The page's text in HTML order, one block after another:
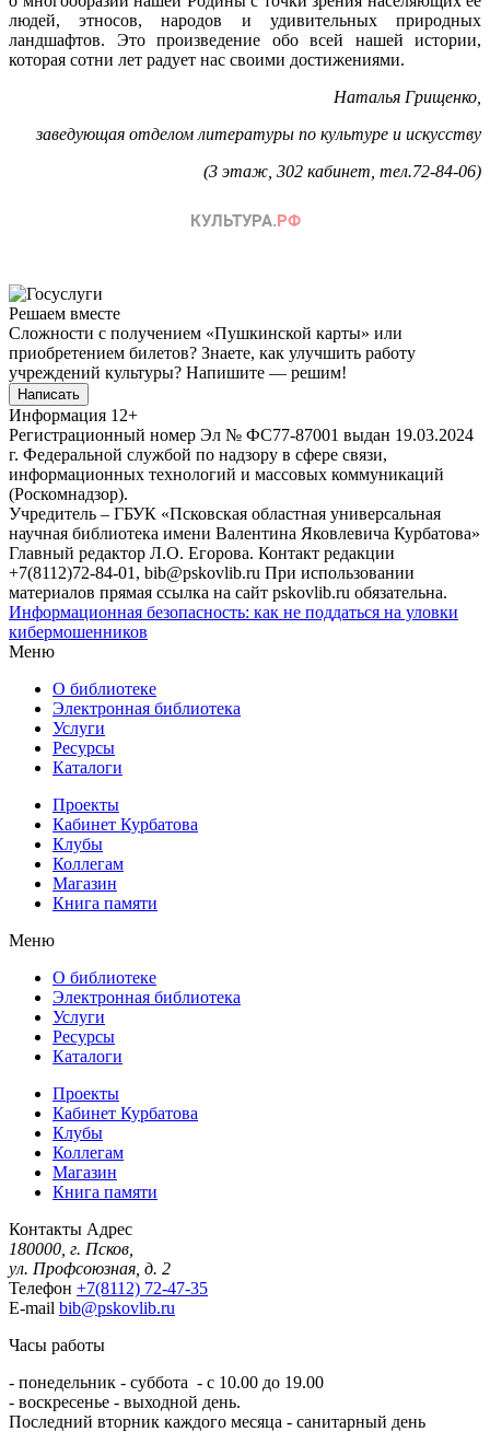
людей, этносов, народов и удивительных природных
ландшафтов. Это произведение обо всей нашей истории,
которая сотни лет радует нас своими достижениями.
Наталья Грищенко,
заведующая отделом литературы по культуре и искусству
(3 этаж, 302 кабинет, тел.72-84-06)
Решаем вместе
Сложности с получением «Пушкинской карты» или
приобретением билетов? Знаете, как улучшить работу
учреждений культуры? Напишите — решим!
Написать
Информация 12+
Регистрационный номер Эл № ФС77-87001 выдан 19.03.2024
г. Федеральной службой по надзору в сфере связи,
информационных технологий и массовых коммуникаций
(Роскомнадзор).
Учредитель – ГБУК «Псковская областная универсальная
научная библиотека имени Валентина Яковлевича Курбатова»
Главный редактор Л.О. Егорова. Контакт редакции
+7(8112)72-84-01, bib@pskovlib.ru При использовании
материалов прямая ссылка на сайт pskovlib.ru обязательна.
Информационная безопасность: как не поддаться на уловки
кибермошенников
Меню
О библиотеке
Электронная библиотека
Услуги
Ресурсы
Каталоги
Проекты
Кабинет Курбатова
Клубы
Коллегам
Магазин
Книга памяти
Меню
О библиотеке
Электронная библиотека
Услуги
Ресурсы
Каталоги
Проекты
Кабинет Курбатова
Клубы
Коллегам
Магазин
Книга памяти
Контакты Адрес
180000, г. Псков,
ул. Профсоюзная, д. 2
Телефон +7(8112) 72-47-35
E-mail bib@pskovlib.ru
Часы работы
- понедельник - суббота - с 10.00 до 19.00
- воскресенье - выходной день.
Последний вторник каждого месяца - санитарный день